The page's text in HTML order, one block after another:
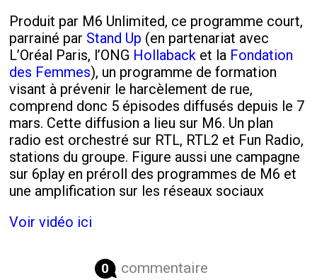
Produit par M6 Unlimited, ce programme court,
parrainé par Stand Up (en partenariat avec
L’Oréal Paris, l’ONG Hollaback et la Fondation
des Femmes), un programme de formation
visant à prévenir le harcèlement de rue,
comprend donc 5 épisodes diffusés depuis le 7
mars. Cette diffusion a lieu sur M6. Un plan
radio est orchestré sur RTL, RTL2 et Fun Radio,
stations du groupe. Figure aussi une campagne
sur 6play en préroll des programmes de M6 et
une amplification sur les réseaux sociaux
Voir vidéo ici
0 commentaire